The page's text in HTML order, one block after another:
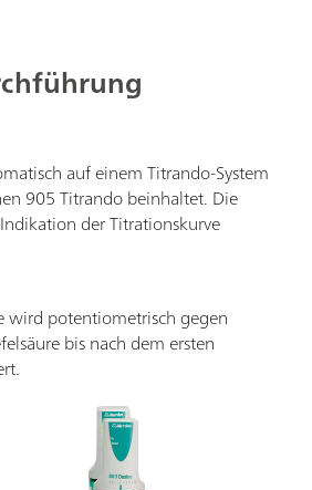
auf einem Titrando-System
905 Titrando beinhaltet. Die
der Titrationskurve
wird potentiometrisch gegen
bis nach dem ersten